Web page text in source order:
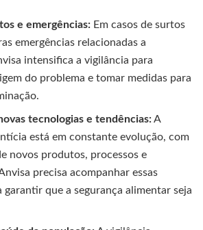
e emergências: Em casos de surtos
emergências relacionadas a
intensifica a vigilância para
do problema e tomar medidas para
tecnologias e tendências:A
está em constante evolução, com
novos produtos, processos e
precisa acompanhar essas
garantir que a segurança alimentar seja